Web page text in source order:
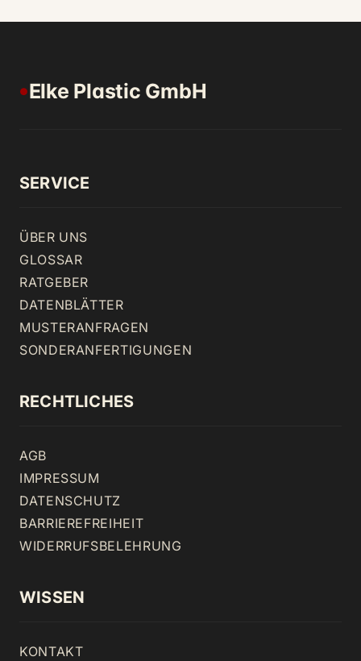
● Elke Plastic GmbH
SERVICE
ÜBER UNS
GLOSSAR
RATGEBER
DATENBLÄTTER
MUSTERANFRAGEN
SONDERANFERTIGUNGEN
RECHTLICHES
AGB
IMPRESSUM
DATENSCHUTZ
BARRIEREFREIHEIT
WIDERRUFSBELEHRUNG
WISSEN
KONTAKT